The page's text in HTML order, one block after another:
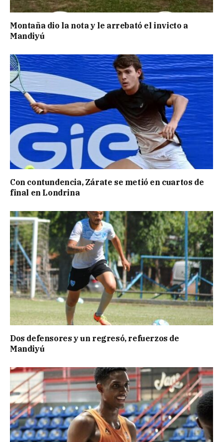
Montaña dio la nota y le arrebató el invicto a
Mandiyú
Con contundencia, Zárate se metió en cuartos de
final en Londrina
Dos defensores y un regresó, refuerzos de
Mandiyú